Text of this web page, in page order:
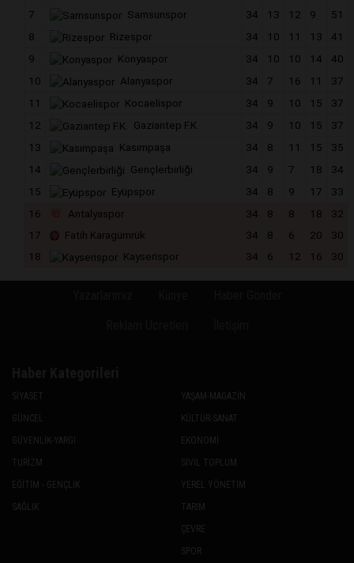
7
Samsunspor 34 13 12 9
51
8
Rizespor 34 10 11 13
41
9
Konyaspor 34 10 10 14
40
10
Alanyaspor 34 7 16 11
37
11
Kocaelispor 34 9 10 15
37
12
Gaziantep F.K. 34 9 10 15
37
13
Kasımpaşa 34 8 11 15
35
14
Gençlerbirliği 34 9 7 18
34
15
Eyüpspor 34 8 9 17
33
16
Antalyaspor 34 8 8 18
32
17
Fatih Karagümrük 34 8 6 20
30
18
Kayserispor 34 6 12 16 30
SİYASET
GÜNCEL
GÜVENLİK-YARGI
TURİZM
EĞİTİM - GENÇLİK
SAĞLIK
YAŞAM-MAGAZİN
KÜLTÜR-SANAT
EKONOMİ
SİVİL TOPLUM
YEREL YÖNETİM
TARIM
ÇEVRE
SPOR